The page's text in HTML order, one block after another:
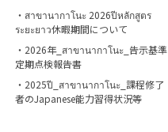
・สาขานากาโนะ 2026ปีหลักสูตร
ระยะยาว休暇期間について
・2026年_สาขานากาโนะ_告示基準
定期点検報告書
・2025ปี_สาขานากาโนะ_課程修了
者のJapanese能力習得状況等